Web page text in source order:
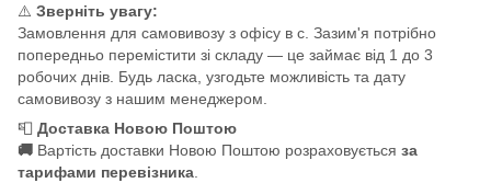
⚠️ Зверніть увагу:
Замовлення для самовивозу з офісу в с. Зазим'я потрібно
попередньо перемістити зі складу — це займає від 1 до 3
робочих днів. Будь ласка, узгодьте можливість та дату
самовивозу з нашим менеджером.
📮 Доставка Новою Поштою
🚚 Вартість доставки Новою Поштою розраховується за
тарифами перевізника